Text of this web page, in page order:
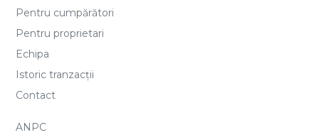
Pentru cumpărători
Pentru proprietari
Echipa
Istoric tranzacții
Contact
ANPC